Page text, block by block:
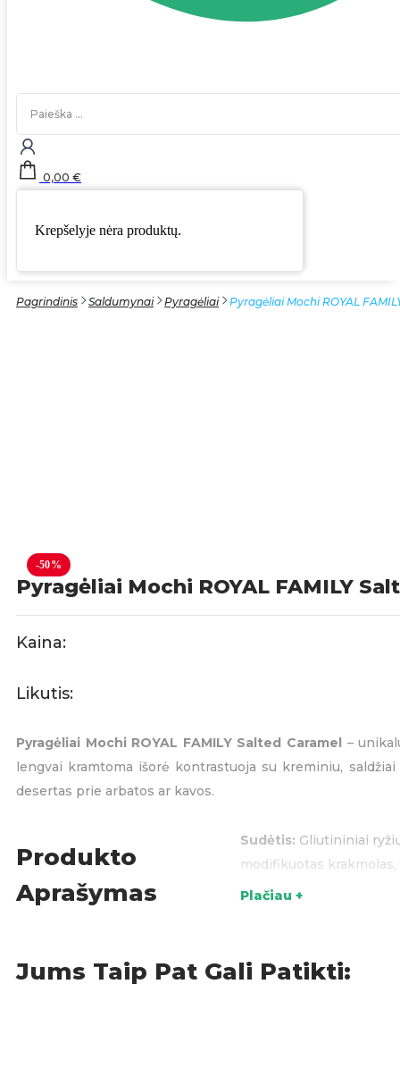
Search
0,00 €
Krepšelyje nėra produktų.
Pagrindinis Saldumynai Pyragėliai Pyragėliai Mochi ROYAL
-50%
Pyragėliai Mochi ROYAL FAMILY
Kaina:
Likutis:
Pyragėliai Mochi ROYAL FAMILY Salted Caramel –
lengvai kramtoma išorė kontrastuoja su kreminiu,
desertas prie arbatos ar kavos.
Produkto
Aprašymas
Sudėtis: Gliutininiai
modifikuotas
Pagaminta pagal
KATEGORIJOS:Pyragėliai
Plačiau +
Jums Taip Pat Gali Patikti: